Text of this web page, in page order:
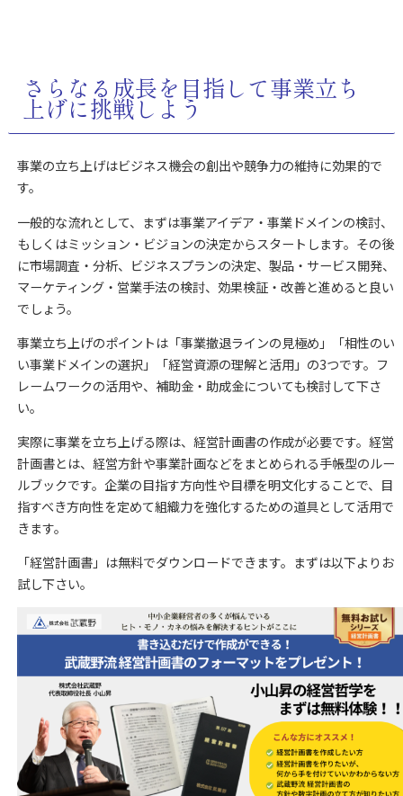
さらなる成長を目指して事業立ち
上げに挑戦しよう
事業の立ち上げはビジネス機会の創出や競争力の維持に効果的で
す。
一般的な流れとして、まずは事業アイデア・事業ドメインの検討、
もしくはミッション・ビジョンの決定からスタートします。その後
に市場調査・分析、ビジネスプランの決定、製品・サービス開発、
マーケティング・営業手法の検討、効果検証・改善と進めると良い
でしょう。
事業立ち上げのポイントは「事業撤退ラインの見極め」「相性のい
い事業ドメインの選択」「経営資源の理解と活用」の3つです。フ
レームワークの活用や、補助金・助成金についても検討して下さ
い。
実際に事業を立ち上げる際は、経営計画書の作成が必要です。経営
計画書とは、経営方針や事業計画などをまとめられる手帳型のルー
ルブックです。企業の目指す方向性や目標を明文化することで、目
指すべき方向性を定めて組織力を強化するための道具として活用で
きます。
「経営計画書」は無料でダウンロードできます。まずは以下よりお
試し下さい。